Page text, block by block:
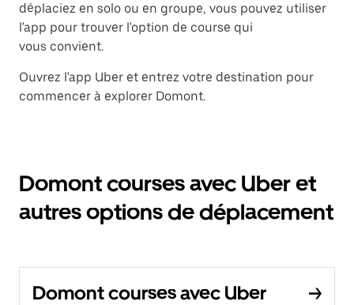
déplaciez en solo ou en groupe, vous pouvez utiliser
l'app pour trouver l'option de course qui
vous convient.
Ouvrez l'app Uber et entrez votre destination pour
commencer à explorer Domont.
Domont courses avec Uber et
autres options de déplacement
Domont courses avec Uber